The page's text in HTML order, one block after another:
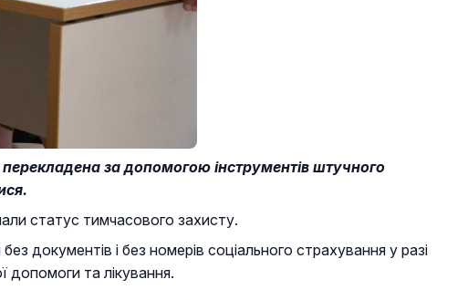
перекладена за допомогою інструментів штучного
статус тимчасового захисту.
і без номерів соціального страхування у разі
допомоги та лікування.